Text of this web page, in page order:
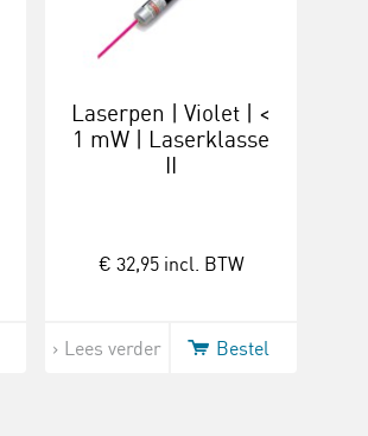
Laserpen | Violet | <
1 mW | Laserklasse
II
€ 32,95 incl. BTW
Lees verder Bestel